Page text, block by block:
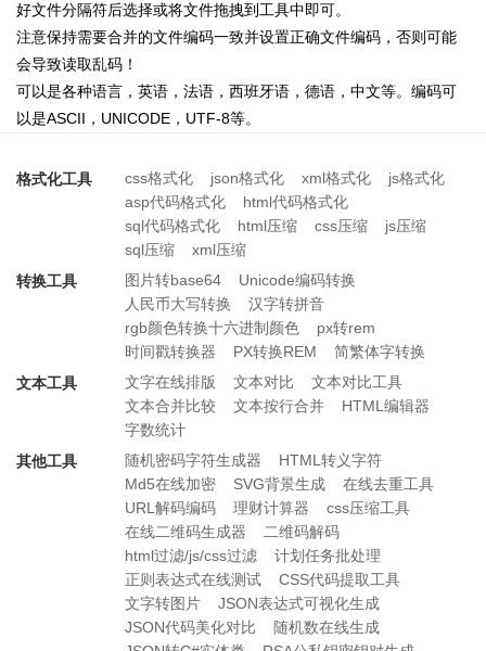
好文件分隔符后选择或将文件拖拽到工具中即可。
注意保持需要合并的文件编码一致并设置正确文件编码，否则可能
会导致读取乱码！
可以是各种语言，英语，法语，西班牙语，德语，中文等。编码可
以是ASCII，UNICODE，UTF-8等。
格式化工具 css格式化 json格式化 xml格式化
js格式化
asp代码格式化
html代码格式化
sql代码格式化
html压缩 css压缩
js压缩
sql压缩
xml压缩
转换工具
图片转base64
Unicode编码转换
人民币大写转换
汉字转拼音
rgb颜色转换十六进制颜色
px转rem
时间戳转换器
PX转换REM
简繁体字转换
文本工具
文字在线排版 文本对比
文本对比工具
文本合并比较
文本按行合并
HTML编辑器
字数统计
其他工具
随机密码字符生成器
HTML转义字符
Md5在线加密
SVG背景生成
在线去重工具
URL解码编码
理财计算器
css压缩工具
在线二维码生成器
二维码解码
html过滤/js/css过滤
计划任务批处理
正则表达式在线测试
CSS代码提取工具
文字转图片
JSON表达式可视化生成
JSON代码美化对比
随机数在线生成